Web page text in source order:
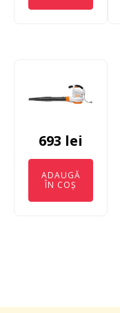
693 lei
ADAUGĂ
ÎN COȘ